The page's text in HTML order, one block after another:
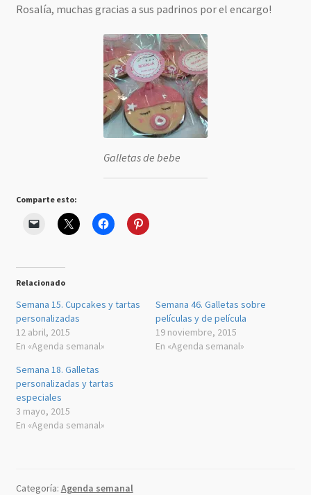
Rosalía, muchas gracias a sus padrinos por el encargo!
Galletas de bebe
Comparte esto:
Relacionado
Semana 15. Cupcakes y tartas
personalizadas
12 abril, 2015
En «Agenda semanal»
Semana 46. Galletas sobre
películas y de película
19 noviembre, 2015
En «Agenda semanal»
Semana 18. Galletas
personalizadas y tartas
especiales
3 mayo, 2015
En «Agenda semanal»
Categoría: Agenda semanal